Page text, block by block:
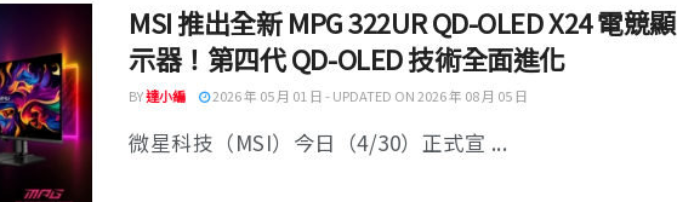
MSI 推出全新 MPG 322UR QD-OLED X24 電競顯
示器！第四代 QD-OLED 技術全面進化
BY達小編 2026 年 05 月 01 日 - UPDATED ON 2026 年 08 月 05 日
微星科技（MSI）今日（4/30）正式宣 ...